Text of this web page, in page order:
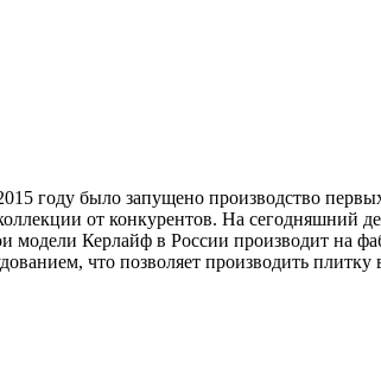
году было запущено производство
от конкурентов. На сегодняшний
модели Керлайф в России производит на
что позволяет производить плитку